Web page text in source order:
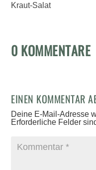
Kraut-Salat
0 KOMMENTARE
EINEN KOMMENTAR
Deine E-Mail-Adresse
Erforderliche Felder